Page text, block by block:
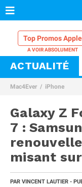
Top Promos Apple
VPN Mac
Comparatif
ACTUALITÉ
Mac4Ever iPhone
Galaxy Z
7 :
misant
PAR VINCENT LAUTIER -